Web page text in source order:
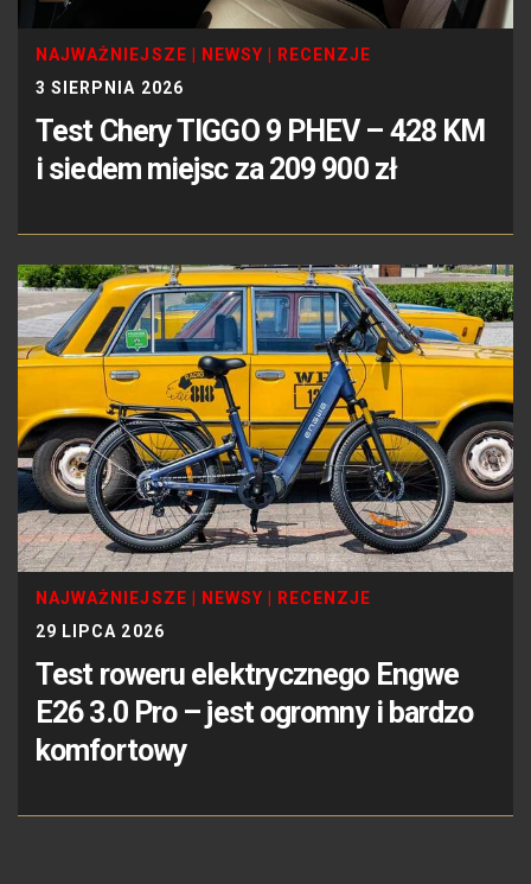
NAJWAŻNIEJSZE | NEWSY | RECENZJE
3 SIERPNIA 2026
Test Chery TIGGO 9 PHEV – 428 KM
i siedem miejsc za 209 900 zł
NAJWAŻNIEJSZE NEWSY
RECENZJE
29 LIPCA 2026
Test roweru elektrycznego Engwe
E26 3.0 Pro – jest ogromny i bardzo
komfortowy